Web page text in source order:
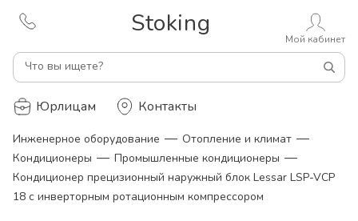
Stoking
Что вы ищете?
Мой кабинет
Юрлицам Контакты
Инженерное оборудование — Отопление и климат —
Кондиционеры — Промышленные кондиционеры —
Кондиционер прецизионный наружный блок Lessar LSP-VCР
18 с инверторным ротационным компрессором